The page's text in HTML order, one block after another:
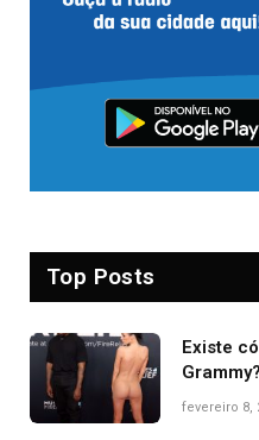
Top Posts
Existe
após
fevereiro 8,